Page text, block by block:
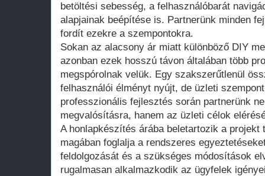
betöltési sebesség, a felhasználóbarát
alapjainak beépítése is. Partnerünk minden
fordít ezekre a szempontokra.
Sokan az alacsony ár miatt különböző DIY
azonban ezek hosszú távon általában több
megspórolnak velük. Egy szakszerűtlenül
felhasználói élményt nyújt, de üzleti
professzionális fejlesztés során partnerünk
megvalósításra, hanem az üzleti célok
A honlapkészítés árába beletartozik a
magában foglalja a rendszeres
feldolgozását és a szükséges módosítások
rugalmasan alkalmazkodik az ügyfelek